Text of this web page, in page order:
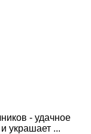
- удачное
украшает ...